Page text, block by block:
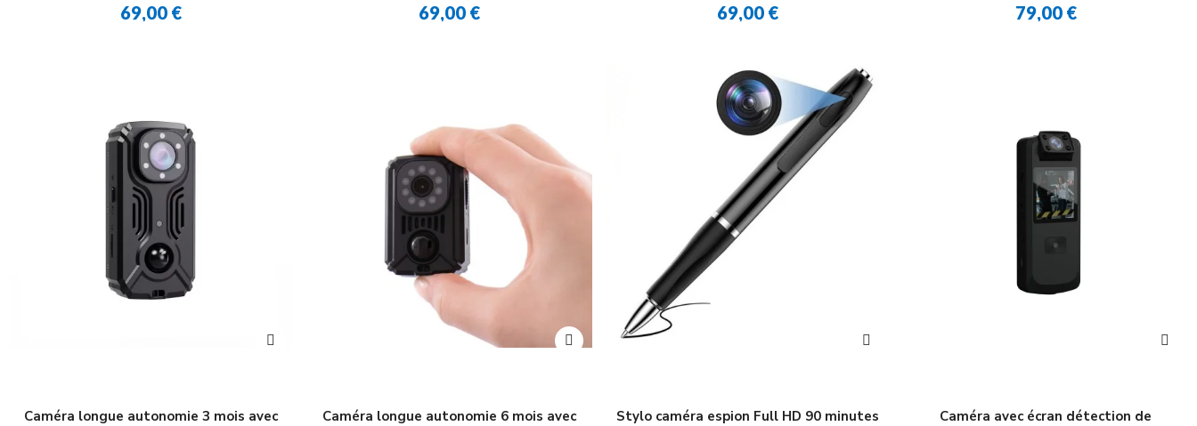
69,00 € 69,00 € 69,00 € 79,00 €
Caméra longue autonomie 3 mois avec
Caméra longue autonomie 6 mois avec
Stylo caméra espion Full HD 90 minutes
Caméra avec écran détection de